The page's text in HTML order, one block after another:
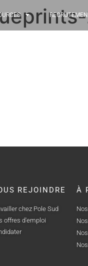
REJOINDRE
chez Pole Sud
offres d'emploi
À